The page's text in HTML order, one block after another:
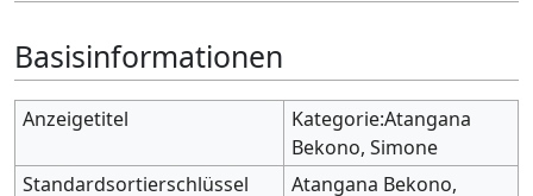
Basisinformationen
Anzeigetitel
Kategorie:Atangana
Bekono, Simone
Standardsortierschlüssel
Atangana Bekono,